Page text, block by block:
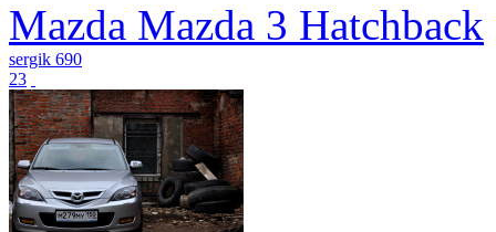
Mazda Mazda 3 Hatchback
sergik 690
23